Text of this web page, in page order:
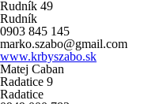
Rudník 49
Rudník
0903 845 145
marko.szabo@gmail.com
www.krbyszabo.sk
Matej Caban
Radatice 9
Radatice